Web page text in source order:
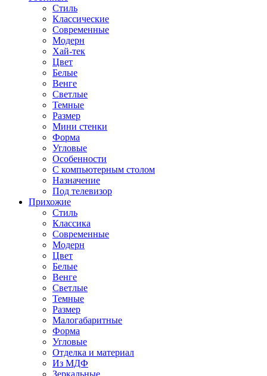
Стиль
Классические
Современные
Модерн
Хай-тек
Цвет
Белые
Венге
Светлые
Темные
Размер
Мини стенки
Форма
Угловые
Особенности
С компьютерным столом
Назначение
Под телевизор
Прихожие
Стиль
Классика
Современные
Модерн
Цвет
Белые
Венге
Светлые
Темные
Размер
Малогабаритные
Форма
Угловые
Отделка и материал
Из МДФ
Зеркальные